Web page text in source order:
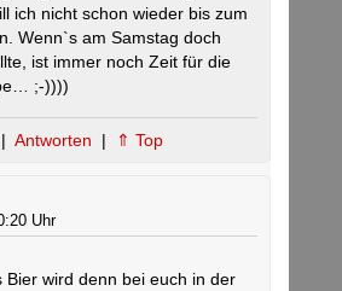
ich nicht schon wieder bis zum
Wenn`s am Samstag doch
ist immer noch Zeit für die
;-))))
| Antworten | ⇑ Top
Uhr
Bier wird denn bei euch in der